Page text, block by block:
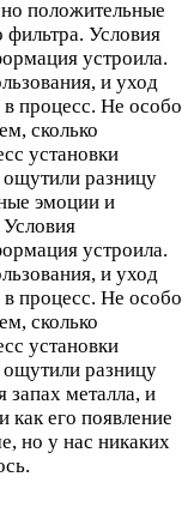
положительные
Условия
устроила.
и уход
процесс. Не особо
сколько
установки
разницу
эмоции и
устроила.
и уход
процесс. Не особо
сколько
установки
разницу
запах металла, и
его появление
но у нас никаких